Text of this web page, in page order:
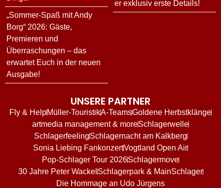
„Sommer-Spaß mit Andy
Borg“ 2026: Gäste,
Premieren und
Überraschungen – das
erwartet Euch in der neuen
Ausgabe!
er exklusiv erste Details!
UNSERE PARTNER
Fly & HelpMüller-TouristikA-TeamsGoldene Herbstklänge
artmedia management & moreSchlagerwelle
SchlagerfeelingSchlagernacht am Kalkberg
Sonia Liebing FankonzertVogtland Open Air
Pop-Schlager Tour 2026Schlagermove
30 Jahre Peter Wackel Schlagerpark & MainSchlager
Die Hommage an Udo Jürgens